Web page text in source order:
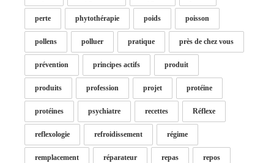
perte phytothérapie poids poisson
pollens polluer pratique près de chez vous
prévention principes actifs produit
produits profession projet protéine
protéines psychiatre recettes Réflexe
reflexologie refroidissement régime
remplacement réparateur repas repos